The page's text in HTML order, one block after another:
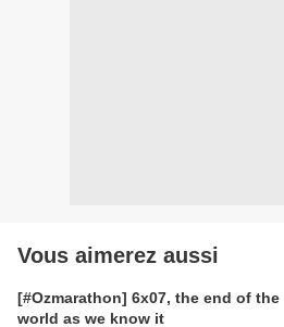
Vous aimerez aussi
[#Ozmarathon] 6x07, the end of the
world as we know it